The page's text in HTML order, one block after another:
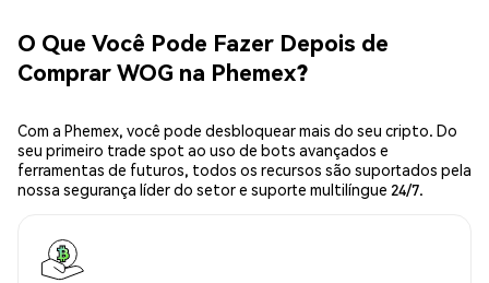
O Que Você Pode Fazer Depois de
Comprar WOG na Phemex?
Com a Phemex, você pode desbloquear mais do seu cripto. Do
seu primeiro trade spot ao uso de bots avançados e
ferramentas de futuros, todos os recursos são suportados pela
nossa segurança líder do setor e suporte multilíngue 24/7.